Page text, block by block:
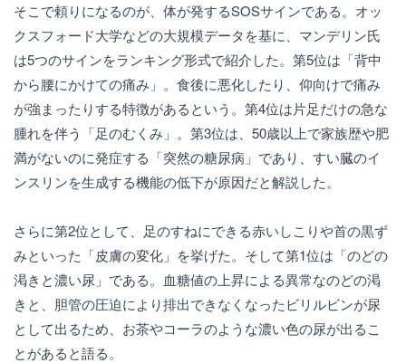
そこで頼りになるのが、体が発するSOSサインである。オッ
クスフォード大学などの大規模データを基に、マンデリン氏
は5つのサインをランキング形式で紹介した。第5位は「背中
から腰にかけての痛み」。食後に悪化したり、仰向けで痛み
が強まったりする特徴があるという。第4位は片足だけの急な
腫れを伴う「足のむくみ」。第3位は、50歳以上で家族歴や肥
満がないのに発症する「突然の糖尿病」であり、すい臓のイ
ンスリンを生成する機能の低下が原因だと解説した。
さらに第2位として、足のすねにできる赤いしこりや首の黒ず
みといった「皮膚の変化」を挙げた。そして第1位は「のどの
渇きと濃い尿」である。血糖値の上昇による異常なのどの渇
きと、胆管の圧迫により排出できなくなったビリルビンが尿
として出るため、お茶やコーラのような濃い色の尿が出るこ
とがあると語る。